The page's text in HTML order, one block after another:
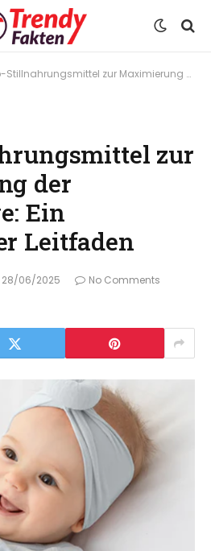
zur Maximierung der Milchmenge: Ein umfassender Leitfaden
zur
der
Ein
Leitfaden
28/06/2025
No Comments